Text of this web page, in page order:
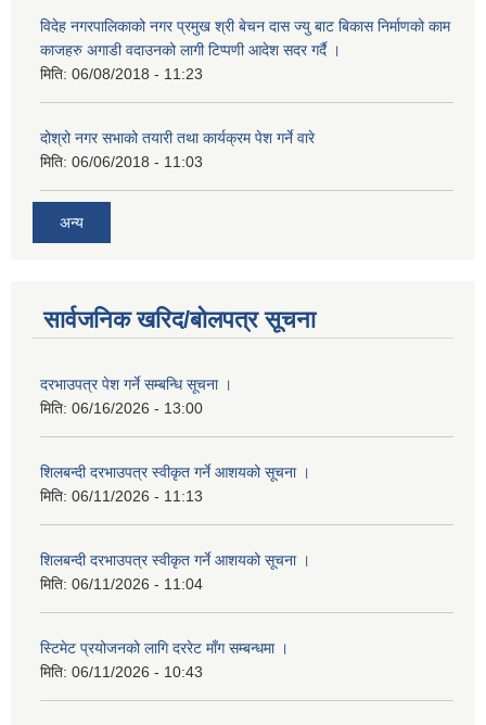
विदेह नगरपालिकाको नगर प्रमुख श्री बेचन दास ज्यु बाट बिकास निर्माणको काम
काजहरु अगाडी वदाउनको लागी टिप्पणी आदेश सदर गर्दै ।
मिति: 06/08/2018 - 11:23
दोश्रो नगर सभाको तयारी तथा कार्यक्रम पेश गर्ने वारे
मिति: 06/06/2018 - 11:03
अन्य
सार्वजनिक खरिद/बोलपत्र सूचना
दरभाउपत्र पेश गर्ने सम्बन्धि सूचना ।
मिति: 06/16/2026 - 13:00
शिलबन्दी दरभाउपत्र स्वीकृत गर्ने आशयको सूचना ।
मिति: 06/11/2026 - 11:13
शिलबन्दी दरभाउपत्र स्वीकृत गर्ने आशयको सूचना ।
मिति: 06/11/2026 - 11:04
स्टिमेट प्रयोजनको लागि दररेट माँग सम्बन्धमा ।
मिति: 06/11/2026 - 10:43